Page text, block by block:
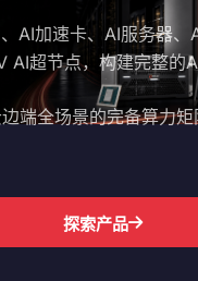
AI加速卡、AI服务器、
AI超节点，构建完整的
端全场景的完备算力
探索产品